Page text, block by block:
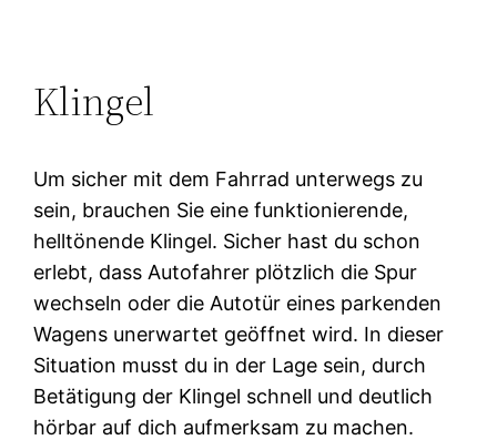
Klingel
Um sicher mit dem Fahrrad unterwegs zu
sein, brauchen Sie eine funktionierende,
helltönende Klingel. Sicher hast du schon
erlebt, dass Autofahrer plötzlich die Spur
wechseln oder die Autotür eines parkenden
Wagens unerwartet geöffnet wird. In dieser
Situation musst du in der Lage sein, durch
Betätigung der Klingel schnell und deutlich
hörbar auf dich aufmerksam zu machen.